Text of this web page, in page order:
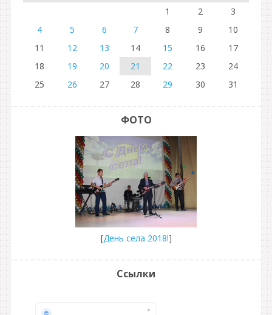
1
2
3
4
5 6 7 8 9
10
11
12 13 14 15 16
17
18
19 20 21 22 23
24
25
26 27 28 29 30 31
ФОТО
[День села 2018!]
Ссылки